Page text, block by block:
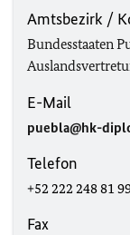
Amtsbezirk /
Bundesstaaten
E-Mail
puebla@hk-
Telefon
+52 222 248 81
Fax